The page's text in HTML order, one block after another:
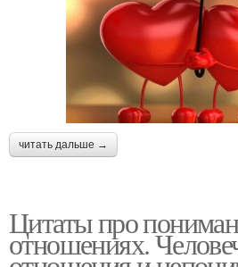
читать дальше →
Цитаты про
отношениях.